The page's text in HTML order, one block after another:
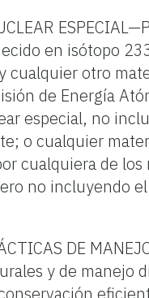
en isótopo
cualquier otro
de Energía
especial, no
o cualquier
cualquiera de los
no incluyendo
DE
y de manejo